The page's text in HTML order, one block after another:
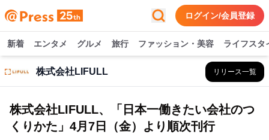
ログイン/会員登録
新着 エンタメ グルメ 旅行 ファッション・美容 ライフスタ
株式会社LIFULL リリース一覧
株式会社LIFULL、「日本一働きたい会社のつ
くりかた」4月7日（金）より順次刊行